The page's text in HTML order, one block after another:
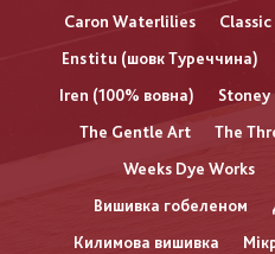
Caron Waterlilies
Enstitu (шовк Туреччина)
Iren (100% вовна)
Stoney
The Gentle Art
The
Weeks Dye Works
Вишивка гобеленом
Килимова вишивка